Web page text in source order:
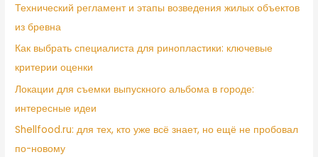
Технический регламент и этапы возведения жилых объектов
из бревна
Как выбрать специалиста для ринопластики: ключевые
критерии оценки
Локации для съемки выпускного альбома в городе:
интересные идеи
Shellfood.ru: для тех, кто уже всё знает, но ещё не пробовал
по-новому